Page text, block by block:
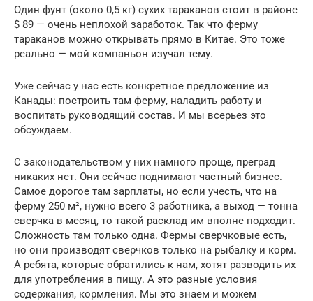
Один фунт (около 0,5 кг) сухих тараканов стоит в районе
$ 89 — очень неплохой заработок. Так что ферму
тараканов можно открывать прямо в Китае. Это тоже
реально — мой компаньон изучал тему.
Уже сейчас у нас есть конкретное предложение из
Канады: построить там ферму, наладить работу и
воспитать руководящий состав. И мы всерьез это
обсуждаем.
С законодательством у них намного проще, преград
никаких нет. Они сейчас поднимают частный бизнес.
Самое дорогое там зарплаты, но если учесть, что на
ферму 250 м², нужно всего 3 работника, а выход — тонна
сверчка в месяц, то такой расклад им вполне подходит.
Сложность там только одна. Фермы сверчковые есть,
но они производят сверчков только на рыбалку и корм.
А ребята, которые обратились к нам, хотят разводить их
для употребления в пищу. А это разные условия
содержания, кормления. Мы это знаем и можем